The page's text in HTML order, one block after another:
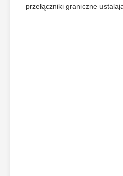
przełączniki graniczne